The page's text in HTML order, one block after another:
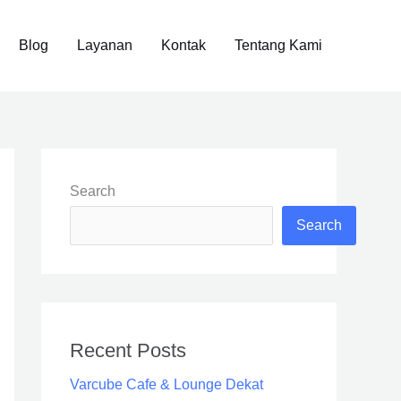
Blog Layanan Kontak Tentang Kami
Search
Search
Recent Posts
Varcube Cafe & Lounge Dekat